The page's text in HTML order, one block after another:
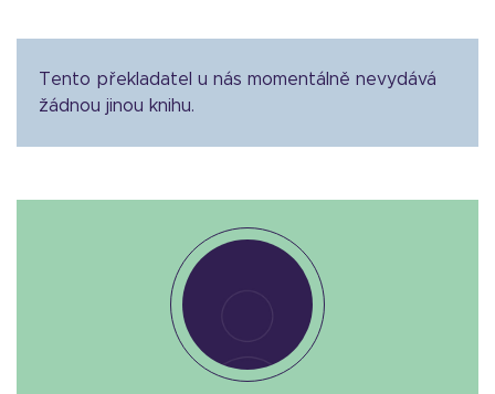
Tento překladatel u nás momentálně nevydává
žádnou jinou knihu.